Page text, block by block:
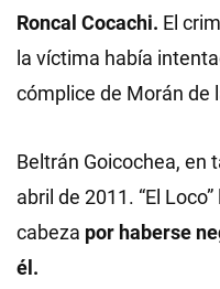
Roncal Cocachi. El
la víctima había
cómplice de Morán de
Beltrán Goicochea, en
abril de 2011. “El
cabeza por haberse
él.